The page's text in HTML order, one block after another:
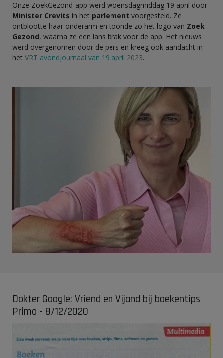
Onze ZoekGezond-app werd woensdagmiddag 19 april door
Minister Crevits in het parlement voorgesteld. Ze
ontblootte haar onderarm en toonde zo het logo van Zoek
Gezond, waarna ze een lans brak voor de app. Het nieuws
werd overgenomen door de pers en kreeg ook aandacht in
het VRT avondjournaal van 19 april 2023.
Dokter Google: Vriend en Vijand bij boekentips
Primo - 8/12/2020